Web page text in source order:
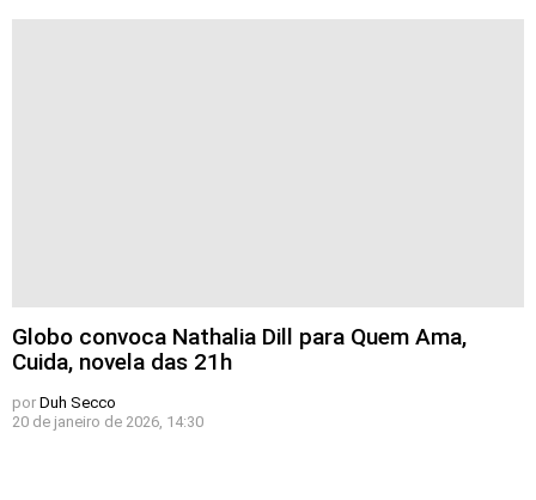
Globo convoca Nathalia Dill para Quem Ama,
Cuida, novela das 21h
por Duh Secco
20 de janeiro de 2026, 14:30